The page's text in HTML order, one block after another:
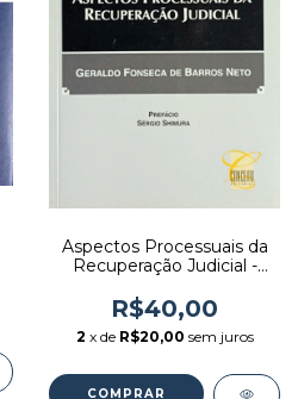
Aspectos Processuais da
Recuperação Judicial -
Barros Neto (2014)
[usado]
R$40,00
2 x de R$20,00 sem juros